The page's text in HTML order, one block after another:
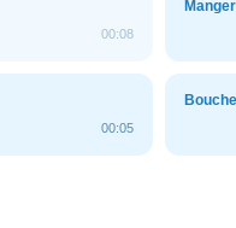
00:08
00:05